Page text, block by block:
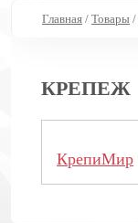
Главная / Товары /
КРЕПЕЖ
КрепиМир